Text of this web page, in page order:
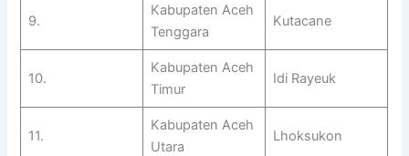
9.
Kabupaten Aceh
Tenggara
Kutacane
10.
Kabupaten Aceh
Timur
Idi Rayeuk
11.
Kabupaten Aceh
Utara
Lhoksukon